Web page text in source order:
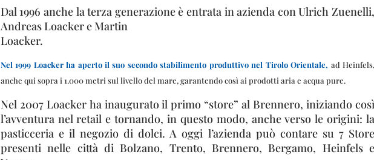
Dal 1996 anche la terza generazione è entrata in azienda con Ulrich Zuenelli,
Andreas Loacker e Martin
Loacker.
Nel 1999 Loacker ha aperto il suo secondo stabilimento produttivo nel Tirolo Orientale, ad Heinfels,
anche qui sopra i 1.000 metri sul livello del mare, garantendo così ai prodotti aria e acqua pure.
Nel 2007 Loacker ha inaugurato il primo “store” al Brennero, iniziando così
l’avventura nel retail e tornando, in questo modo, anche verso le origini: la
pasticceria e il negozio di dolci. A oggi l’azienda può contare su 7 Store
presenti nelle città di Bolzano, Trento, Brennero, Bergamo, Heinfels e